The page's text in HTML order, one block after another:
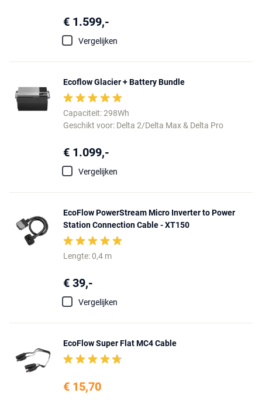
€ 1.599,-
Vergelijken
Ecoflow Glacier + Battery Bundle
Capaciteit: 298Wh
Geschikt voor: Delta 2/Delta Max & Delta Pro
€ 1.099,-
Vergelijken
EcoFlow PowerStream Micro Inverter to Power
Station Connection Cable - XT150
Lengte: 0,4 m
€ 39,-
Vergelijken
EcoFlow Super Flat MC4 Cable
€ 15,70